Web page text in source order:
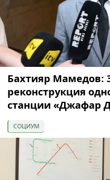
Бахтияр Мамедов:
реконструкция
станции «Джафар
СОЦИУМ